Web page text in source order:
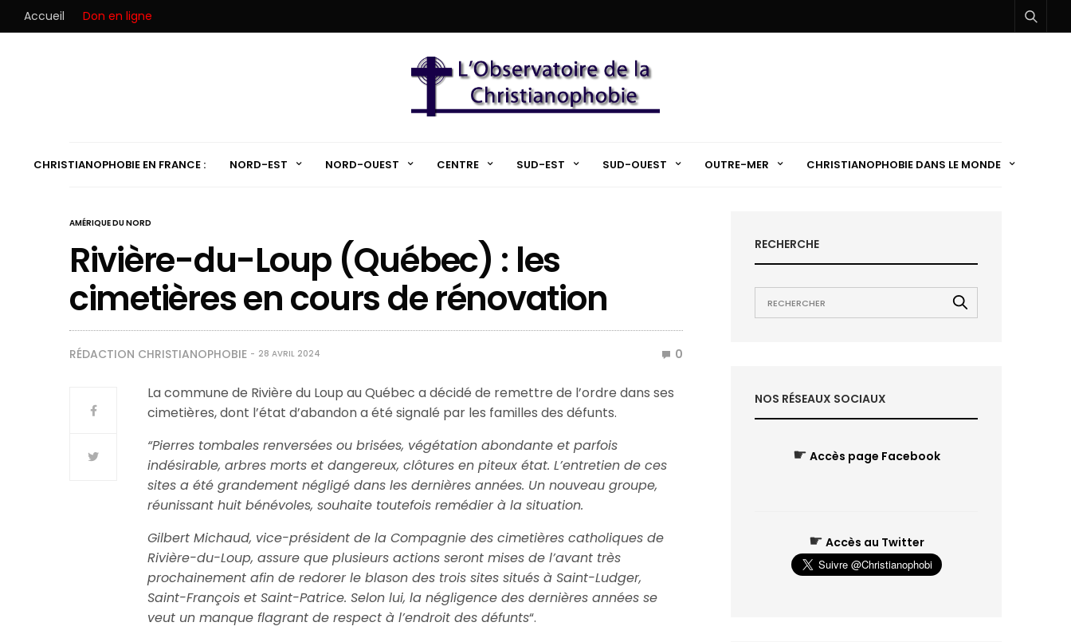
Accueil Don en ligne
CHRISTIANOPHOBIE EN FRANCE : NORD-EST NORD-OUEST CENTRE SUD-EST SUD-OUEST OUTRE-MER CHRISTIANOPHOBIE DANS LE MONDE
AMÉRIQUE DU NORD
Rivière-du-Loup (Québec) : les
cimetières en cours de rénovation
RÉDACTION CHRISTIANOPHOBIE 28 AVRIL 2024 0
La commune de Rivière du Loup au Québec a décidé de remettre de l’ordre dans ses
cimetières, dont l’état d’abandon a été signalé par les familles des défunts.
“Pierres tombales renversées ou brisées, végétation abondante et parfois
indésirable, arbres morts et dangereux, clôtures en piteux état. L’entretien de ces
sites a été grandement négligé dans les dernières années. Un nouveau groupe,
réunissant huit bénévoles, souhaite toutefois remédier à la situation.
Gilbert Michaud, vice-président de la Compagnie des cimetières catholiques de
Rivière-du-Loup, assure que plusieurs actions seront mises de l’avant très
prochainement afin de redorer le blason des trois sites situés à Saint-Ludger,
Saint-François et Saint-Patrice. Selon lui, la négligence des dernières années se
veut un manque flagrant de respect à l’endroit des défunts“.
RECHERCHE
NOS RÉSEAUX SOCIAUX
☛ Accès page Facebook
☛ Accès au Twitter